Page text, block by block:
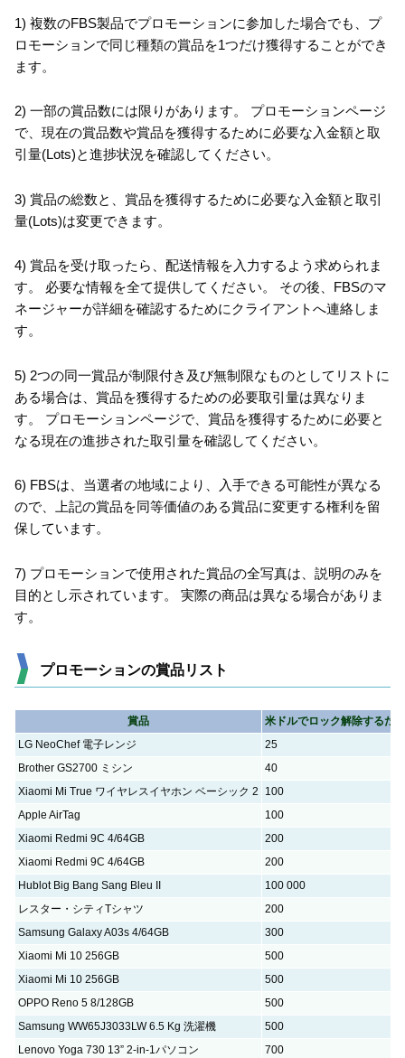
1) 複数のFBS製品でプロモーションに参加した場合でも、プ
ロモーションで同じ種類の賞品を1つだけ獲得することができ
ます。
2) 一部の賞品数には限りがあります。 プロモーションページ
で、現在の賞品数や賞品を獲得するために必要な入金額と取
引量(Lots)と進捗状況を確認してください。
3) 賞品の総数と、賞品を獲得するために必要な入金額と取引
量(Lots)は変更できます。
4) 賞品を受け取ったら、配送情報を入力するよう求められま
す。 必要な情報を全て提供してください。 その後、FBSのマ
ネージャーが詳細を確認するためにクライアントへ連絡しま
す。
5) 2つの同一賞品が制限付き及び無制限なものとしてリストに
ある場合は、賞品を獲得するための必要取引量は異なりま
す。 プロモーションページで、賞品を獲得するために必要と
なる現在の進捗された取引量を確認してください。
6) FBSは、当選者の地域により、入手できる可能性が異なる
ので、上記の賞品を同等価値のある賞品に変更する権利を留
保しています。
7) プロモーションで使用された賞品の全写真は、説明のみを
目的とし示されています。 実際の商品は異なる場合がありま
す。
プロモーションの賞品リスト
賞品
米ドルでロック解除するた
LG NeoChef 電子レンジ
25
Brother GS2700 ミシン
40
Xiaomi Mi True ワイヤレスイヤホン ベーシック 2
100
Apple AirTag
100
Xiaomi Redmi 9C 4/64GB
200
Xiaomi Redmi 9C 4/64GB
200
Hublot Big Bang Sang Bleu II
100 000
レスター・シティTシャツ
200
Samsung Galaxy A03s 4/64GB
300
Xiaomi Mi 10 256GB
500
Xiaomi Mi 10 256GB
500
OPPO Reno 5 8/128GB
500
Samsung WW65J3033LW 6.5 Kg 洗濯機
500
Lenovo Yoga 730 13” 2-in-1パソコン
700